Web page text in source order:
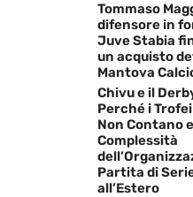
Tommaso
difensore in
Juve Stabia
un acquisto
Mantova
Chivu e il
Perché i
Non Contano
Complessità
Partita di
all’Estero